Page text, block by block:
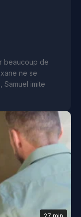
beaucoup de
ne se
Samuel imite